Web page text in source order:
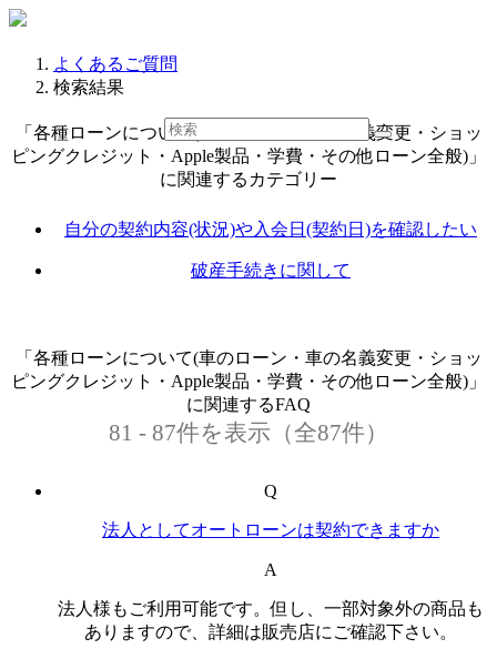
よくあるご質問
検索結果
「各種ローンについて(車のローン・車の名義変更・ショッ
ピングクレジット・Apple製品・学費・その他ローン全般)」
に関連するカテゴリー
自分の契約内容(状況)や入会日(契約日)を確認したい
破産手続きに関して
「各種ローンについて(車のローン・車の名義変更・ショッ
ピングクレジット・Apple製品・学費・その他ローン全般)」
に関連するFAQ
81 - 87件を表示（全87件）
Q
法人としてオートローンは契約できますか
A
法人様もご利用可能です。但し、一部対象外の商品も
ありますので、詳細は販売店にご確認下さい。